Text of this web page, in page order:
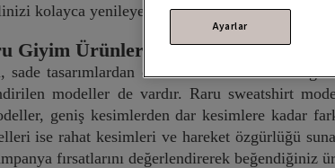
kolayca yenileyebilirsiniz.
Giyim Ürünleri
tasarımlardan dinamik baskılara kadar
modeller de vardır. Raru sweatshirt
geniş kesimlerden dar kesimlere kadar
ise rahat kesimleri ve hareket özgürlüğü
fırsatlarını değerlendirerek beğendiğiniz
Ayarlar